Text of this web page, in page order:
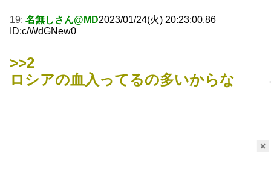
×
19: 名無しさん@MD2023/01/24(火) 20:23:00.86
ID:c/WdGNew0
>>2
ロシアの血入ってるの多いからな